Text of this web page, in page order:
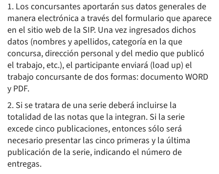
1. Los concursantes aportarán sus datos generales de
manera electrónica a través del formulario que aparece
en el sitio web de la SIP. Una vez ingresados dichos
datos (nombres y apellidos, categoría en la que
concursa, dirección personal y del medio que publicó
el trabajo, etc.), el participante enviará (load up) el
trabajo concursante de dos formas: documento WORD
y PDF.
2. Si se tratara de una serie deberá incluirse la
totalidad de las notas que la integran. Si la serie
excede cinco publicaciones, entonces sólo será
necesario presentar las cinco primeras y la última
publicación de la serie, indicando el número de
entregas.